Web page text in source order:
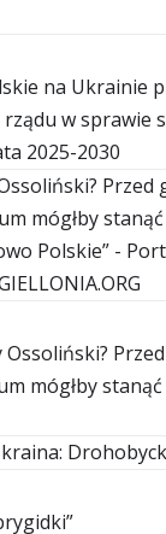
na Ukrainie
w sprawie
2025-2030
Przed
mógłby
Polskie” -
Ossoliński?
mógłby